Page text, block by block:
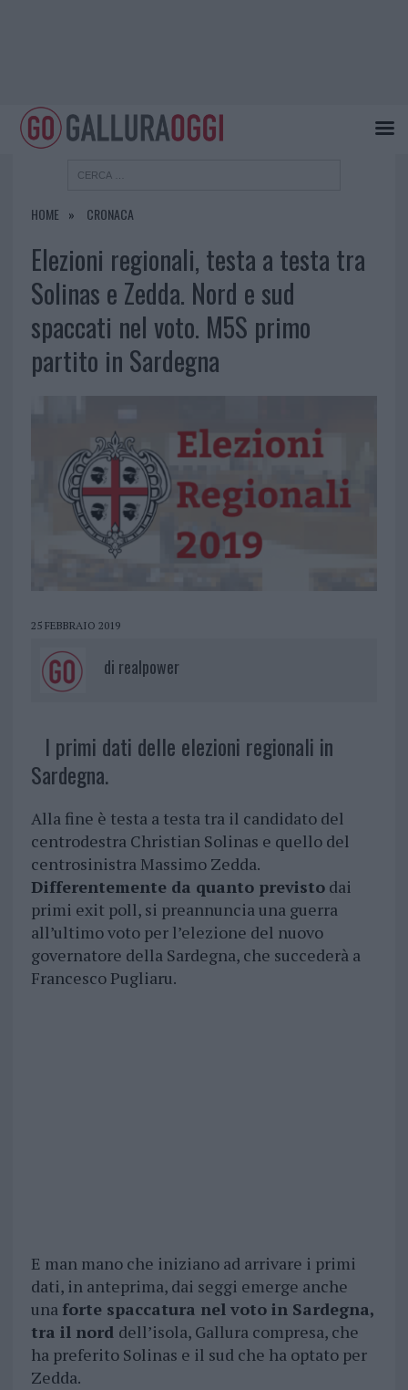
HOME CRONACA
Elezioni regionali, testa a testa tra
Solinas e Zedda. Nord e sud
spaccati nel voto. M5S primo
partito in Sardegna
25 FEBBRAIO 2019
di realpower
I primi dati delle elezioni regionali in
Sardegna.
Alla fine è testa a testa tra il candidato del
centrodestra Christian Solinas e quello del
centrosinistra Massimo Zedda.
Differentemente da quanto previstodai
primi exit poll, si preannuncia una guerra
all’ultimo voto per l’elezione del nuovo
governatore della Sardegna, che succederà a
Francesco Pugliaru.
E man mano che iniziano ad arrivare i primi
dati, in anteprima, dai seggi emerge anche
una forte spaccatura nel voto in Sardegna,
tra il nord dell’isola, Gallura compresa, che
ha preferito Solinas e il sud che ha optato per
Zedda.